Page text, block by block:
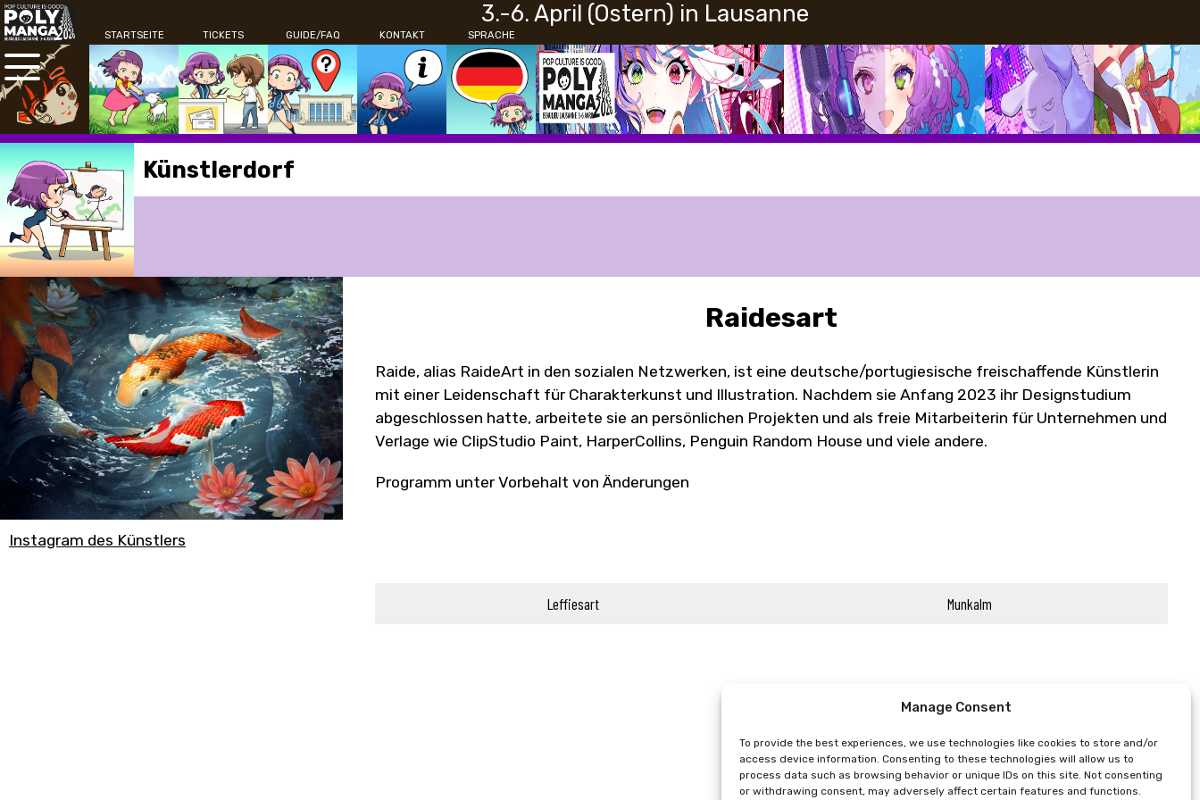
Manage Consent
To provide the best experiences, we use technologies like cookies to store and/or
access device information. Consenting to these technologies will allow us to
process data such as browsing behavior or unique IDs on this site. Not consenting
or withdrawing consent, may adversely affect certain features and functions.
3.-6. April (Ostern) in Lausanne
SPRACHE
STARTSEITE TICKETS GUIDE/FAQ KONTAKT
Künstlerdorf
Instagram des Künstlers
Raidesart
Raide, alias RaideArt in den sozialen Netzwerken, ist eine deutsche/portugiesische freischaffende Künstlerin
mit einer Leidenschaft für Charakterkunst und Illustration. Nachdem sie Anfang 2023 ihr Designstudium
abgeschlossen hatte, arbeitete sie an persönlichen Projekten und als freie Mitarbeiterin für Unternehmen und
Verlage wie ClipStudio Paint, HarperCollins, Penguin Random House und viele andere.
Programm unter Vorbehalt von Änderungen
Leffiesart Munkalm